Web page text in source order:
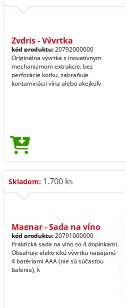
Zydris - Vývrtka
kód produktu:20792000000
Originálna vývrtka s inovatívnym
mechanizmom extrakcie: bez
perforácie korku, zabraňuje
kontaminácii vína alebo akejkoľv
Skladom: 1.700 ks
Magnar - Sada na víno
kód produktu:20791000000
Praktická sada na víno so 4 doplnkami.
Obsahuje elektrickú vývrtku napájanú
4 batériami AAA (nie sú súčasťou
balenia), k